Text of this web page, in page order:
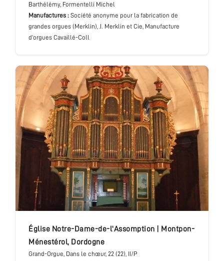
Barthélémy, Formentelli Michel
Manufactures : Société anonyme pour la fabrication de
grandes orgues (Merklin), J. Merklin et Cie, Manufacture
d’orgues Cavaillé-Coll
église Notre-Dame-de-l'Assomption
Montpon-
Ménestérol, Dordogne
Grand-Orgue, Dans le chœur, 22 (22), II/P